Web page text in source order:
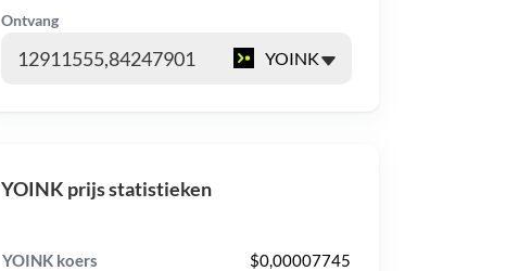
Ontvang
YOINK prijs statistieken
YOINK koers $0,00007745